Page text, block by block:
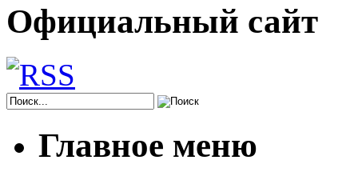
Официальный сайт
Главное меню